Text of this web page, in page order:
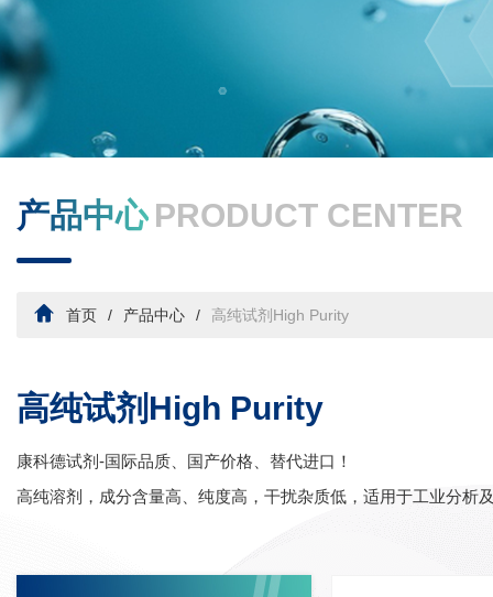
产品中心 PRODUCT CENTER
首页 产品中心 高纯试剂High Purity
高纯试剂High Purity
康科德试剂-国际品质、国产价格、替代进口！
高纯溶剂，成分含量高、纯度高，干扰杂质低，适用于工业分析